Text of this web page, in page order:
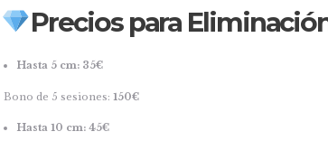
Precios para
Hasta 5 cm: 35€
Bono de 5 sesiones: 150€
Hasta 10 cm: 45€